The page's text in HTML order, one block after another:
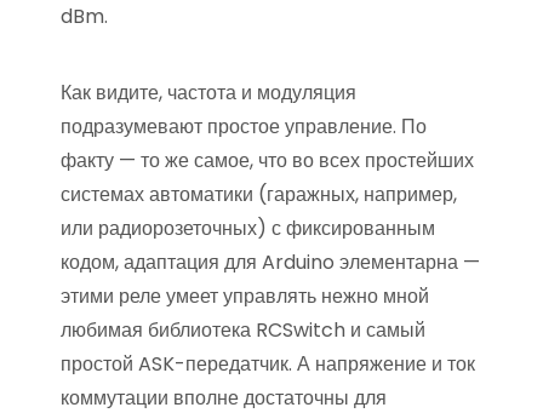
dBm.
Как видите, частота и модуляция
подразумевают простое управление. По
факту — то же самое, что во всех простейших
системах автоматики (гаражных, например,
или радиорозеточных) с фиксированным
кодом, адаптация для Arduino элементарна —
этими реле умеет управлять нежно мной
любимая библиотека RCSwitch и самый
простой ASK-передатчик. А напряжение и ток
коммутации вполне достаточны для